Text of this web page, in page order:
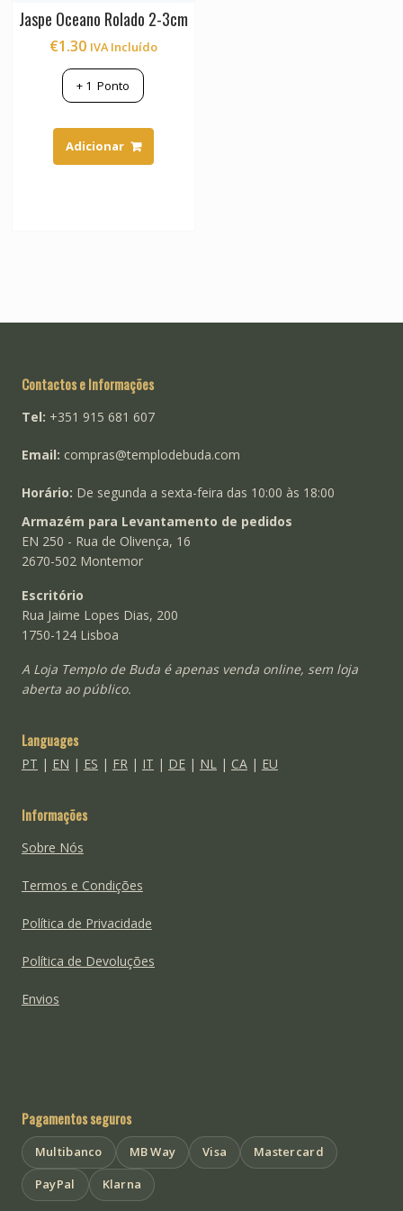
Jaspe Oceano Rolado 2-3cm
€1.30 IVA Incluído
+ 1 Ponto
Adicionar
Contactos e Informações
Tel: +351 915 681 607
Email: compras@templodebuda.com
Horário: De segunda a sexta-feira das 10:00 às 18:00
Armazém para Levantamento de pedidos
EN 250 - Rua de Olivença, 16
2670-502 Montemor
Escritório
Rua Jaime Lopes Dias, 200
1750-124 Lisboa
A Loja Templo de Buda é apenas venda online, sem loja
aberta ao público.
Languages
PT | EN | ES | FR| IT | DE| NL| CA| EU
Informações
Sobre Nós
Termos e Condições
Política de Privacidade
Política de Devoluções
Envios
Pagamentos seguros
Multibanco MB Way Visa
Mastercard
PayPal
Klarna